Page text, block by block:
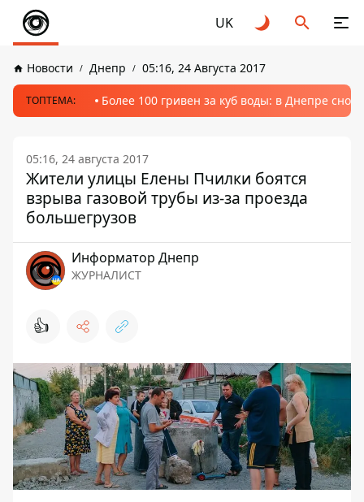
UK
Новости Днепр 05:16, 24 Августа 2017
ТОПТЕМА: Более 100 гривен за куб воды: в Днепре
05:16, 24 августа 2017
Жители улицы Елены Пчилки боятся
взрыва газовой трубы из-за проезда
большегрузов
Информатор Днепр
ЖУРНАЛИСТ
👍